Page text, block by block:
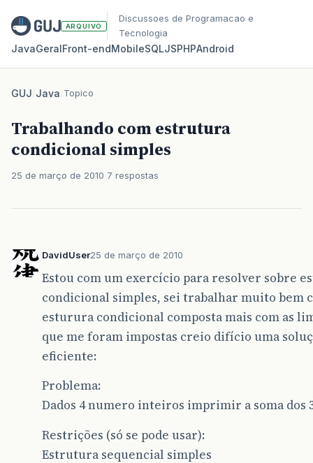
ARQUIVO
Discussoes de Programacao e
Tecnologia
JavaGeralFront‑endMobileSQLJSPHPAndroid
GUJ/Java/Topico
Trabalhando com estrutura
condicional simples
25 de março de 2010 7 respostas
DavidUser25 de março de 2010
Estou com um exercício para resolver sobre
condicional simples, sei trabalhar muito bem
esturura condicional composta mais com as
que me foram impostas creio difício uma
eficiente:
Problema:
Dados 4 numero inteiros imprimir a soma dos
Restrições (só se pode usar):
Estrutura sequencial simples